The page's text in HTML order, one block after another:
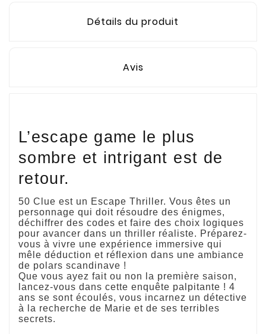
Détails du produit
Avis
L’escape game le plus
sombre et intrigant est de
retour.
50 Clue est un Escape Thriller. Vous êtes un
personnage qui doit résoudre des énigmes,
déchiffrer des codes et faire des choix logiques
pour avancer dans un thriller réaliste. Préparez-
vous à vivre une expérience immersive qui
mêle déduction et réflexion dans une ambiance
de polars scandinave !
Que vous ayez fait ou non la première saison,
lancez-vous dans cette enquête palpitante ! 4
ans se sont écoulés, vous incarnez un détective
à la recherche de Marie et de ses terribles
secrets.